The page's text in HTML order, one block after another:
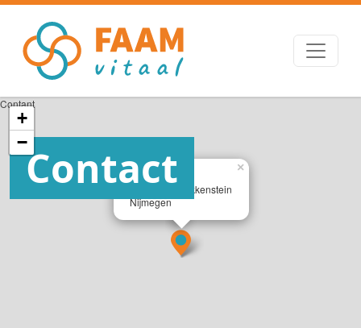
Contact
Contant
FAAM Vitaal
Sportpark Brakkenstein
Nijmegen
×
+
−